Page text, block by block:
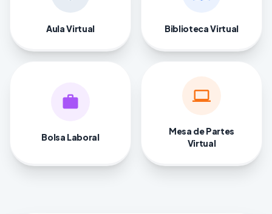
Aula Virtual Biblioteca Virtual
work
Bolsa Laboral
computer
Mesa de Partes
Virtual